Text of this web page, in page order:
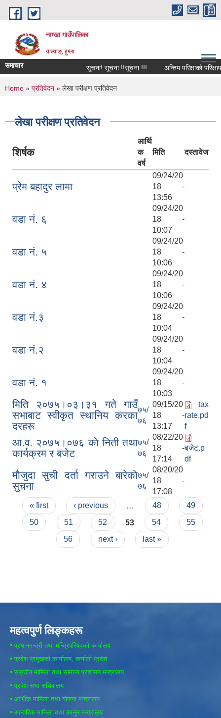
Skip to main content
नाम्खा गाउँपालिका
याल्वाङ, हुम्ला
समाचार सूचना! सूचना !!सूचना !!! अन्तिम परिक्षाको
You are here
Home » प्रतिवेदन » लेखा परीक्षण प्रतिवेदन
लेखा परीक्षण प्रतिवेदन
शिर्षक
आर्थि
क
वर्ष
मिति दस्तावेज
प्रेम बहादुर लामा
09/24/20
18 -
13:56
वडा नं. ६
09/24/20
18 -
10:07
वडा नं. ५
09/24/20
18 -
10:06
वडा नं. ४
09/24/20
18 -
10:06
वडा नं.३
09/24/20
18 -
10:04
वडा नं.२
09/24/20
18 -
10:04
वडा नं. १
09/24/20
18 -
10:03
मिति २०७५।०३।३१ गते गाउँ
सभाबाट स्वीकृत स्थानिय करका
दरहरू
७५/
७६
09/15/20
18 -
13:17
tax
rate.pd
f
आ‍‍‍.व. २०७५।०७६ काे निती तथा
कार्यक्रम र बजेट
७५/
७६
08/22/20
18 -
17:14
बजेट.p
df
माैजुदा सुची दर्ता गराउने बारेकाे
सुचना
७५/
७६
08/20/20
18 -
17:08
Pages
« first ‹ previous 48
49
50
51 52 53 54
55
56
next › last »
महत्वपुर्ण लिङ्कहरू
• प्रधानमन्त्री तथा मन्त्रिपरिषद्को कार्यालय
• प्रदेश प्रमुखको कार्यालय, कर्णाली प्रदेश
• सङ्घीय मामिला तथा सामान्य प्रशासन मन्त्रालय
• प्रदेश सभा सचिवालय
• आर्थिक मामिला तथा योजना मन्त्रालय
• आन्तरिक मामिला तथा कानून मन्त्रालय